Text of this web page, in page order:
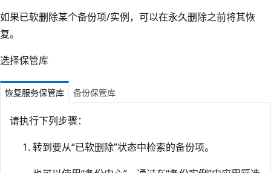
如果已软删除某个备份项/实例，可以在永久删除之前将其恢
复。
选择保管库
恢复服务保管库 备份保管库
请执行下列步骤：
转到要从“已软删除”状态中检索的备份项。